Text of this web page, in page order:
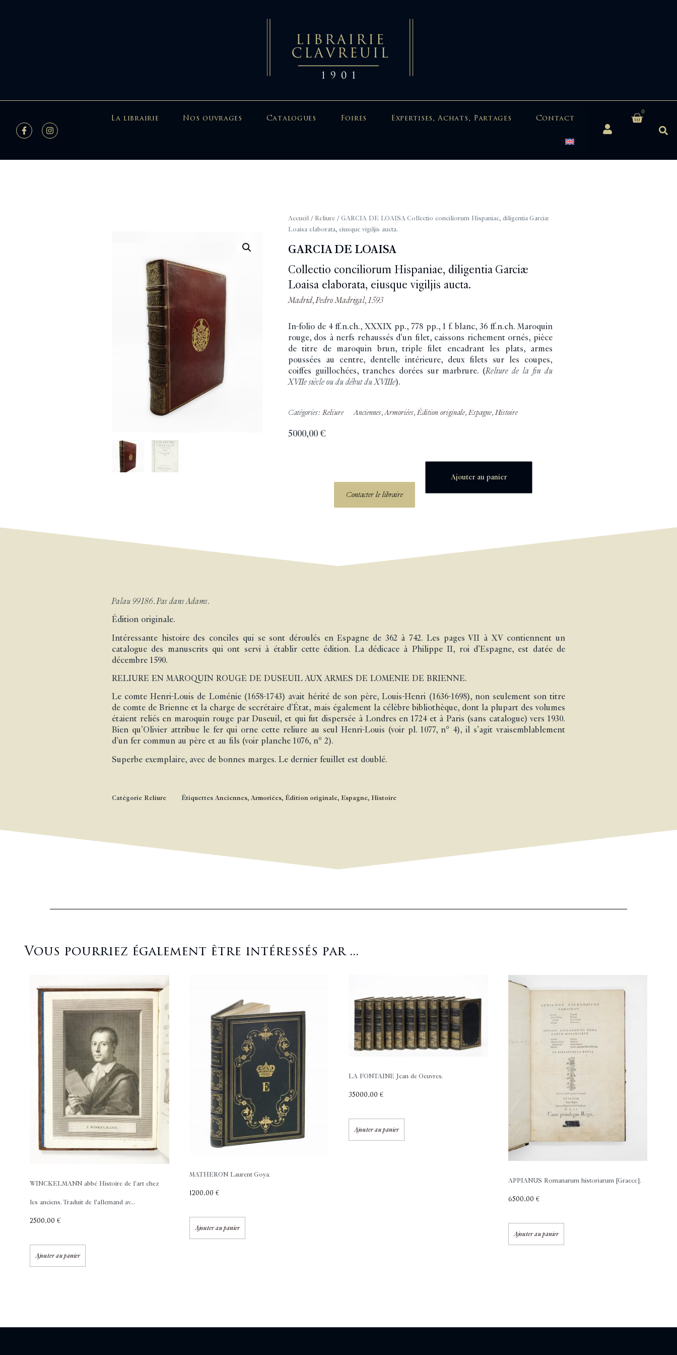
La librairie Nos ouvrages Catalogues Foires Expertises, Achats, Partages Contact
0
Accueil/ Reliure/ GARCIA DE LOAISA Collectio conciliorum Hispaniae, diligentia Garciæ
Loaisa elaborata, eiusque vigiljis aucta.
GARCIA DE LOAISA
Collectio conciliorum Hispaniae, diligentia Garciæ
Loaisa elaborata, eiusque vigiljis aucta.
Madrid, Pedro Madrigal, 1593
In-folio de 4 ff.n.ch., XXXIX pp., 778 pp., 1 f. blanc, 36 ff.n.ch. Maroquin
rouge, dos à nerfs rehaussés d'un filet, caissons richement ornés, pièce
de titre de maroquin brun, triple filet encadrant les plats, armes
poussées au centre, dentelle intérieure, deux filets sur les coupes,
coiffes guillochées, tranches dorées sur marbrure. (Reliure de la fin du
XVIIe siècle ou du début du XVIIIe).
Catégories: Reliure Anciennes,Armoriées,Édition originale,Espagne,Histoire
5000,00€
Contacter le libraire
Ajouter au panier
Palau 99186. Pas dans Adams.
Édition originale.
Intéressante histoire des conciles qui se sont déroulés en Espagne de 362 à 742. Les pages VII à XV contiennent un
catalogue des manuscrits qui ont servi à établir cette édition. La dédicace à Philippe II, roi d'Espagne, est datée de
décembre 1590.
RELIURE EN MAROQUIN ROUGE DE DUSEUIL AUX ARMES DE LOMENIE DE BRIENNE.
Le comte Henri-Louis de Loménie (1658-1743) avait hérité de son père, Louis-Henri (1636-1698), non seulement son titre
de comte de Brienne et la charge de secrétaire d'État, mais également la célèbre bibliothèque, dont la plupart des volumes
étaient reliés en maroquin rouge par Duseuil, et qui fut dispersée à Londres en 1724 et à Paris (sans catalogue) vers 1930.
Bien qu'Olivier attribue le fer qui orne cette reliure au seul Henri-Louis (voir pl. 1077, n° 4), il s'agit vraisemblablement
d'un fer commun au père et au fils (voir planche 1076, n° 2).
Superbe exemplaire, avec de bonnes marges. Le dernier feuillet est doublé.
Catégorie Reliure Étiquettes Anciennes, Armoriées, Édition originale, Espagne, Histoire
Vous pourriez également être intéressés par ...
WINCKELMANN abbé Histoire de l'art chez
les anciens. Traduit de l'allemand av...
2500,00 €
Ajouter au panier
MATHERON LaurentGoya.
1200,00 €
Ajouter au panier
LA FONTAINE Jean de Oeuvres.
35000,00 €
Ajouter au panier
APPIANUS Romanarum historiarum [Graece].
6500,00 €
Ajouter au panier